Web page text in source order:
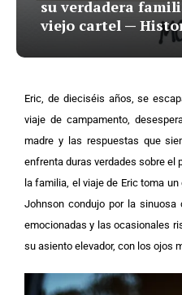
su verdadera
viejo cartel —
Eric, de dieciséis años, se
viaje de campamento,
madre y las respuestas que
enfrenta duras verdades sobre el
la familia, el viaje de Eric toma
Johnson condujo por la sinuosa
emocionadas y las ocasionales
su asiento elevador, con los ojos